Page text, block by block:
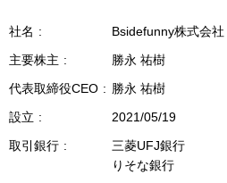
2 個人情報の保護・管理
当社では、個人情報の取扱い
定め、個人情報保護法をはじ
護に関する関係法令を遵守し
の教育に努め、個人情報保護
社名
Bsidefunny株式会社
主要株主
勝永 祐樹
代表取締役CEO
勝永 祐樹
設立
2021/05/19
取引銀行
三菱UFJ銀行
りそな銀行